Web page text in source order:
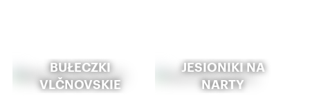
BUŁECZKI
VLČNOVSKIE
JESIONIKI NA
NARTY